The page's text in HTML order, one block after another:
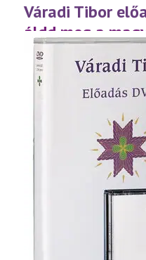
Váradi Tibor
áldd meg a
(2003.11.28.)